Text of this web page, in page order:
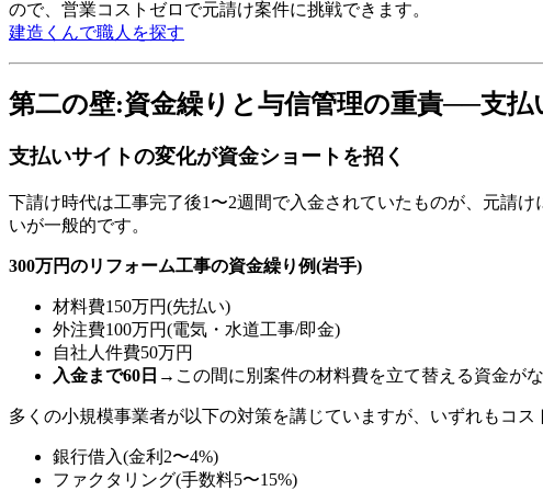
ので、営業コストゼロで元請け案件に挑戦できます。
建造くんで職人を探す
第二の壁:資金繰りと与信管理の重責──支
支払いサイトの変化が資金ショートを招く
下請け時代は工事完了後1〜2週間で入金されていたものが、元請け
いが一般的です。
300万円のリフォーム工事の資金繰り例(岩手)
材料費150万円(先払い)
外注費100万円(電気・水道工事/即金)
自社人件費50万円
入金まで60日 →この間に別案件の材料費を立て替える資金が
多くの小規模事業者が以下の対策を講じていますが、いずれもコス
銀行借入(金利2〜4%)
ファクタリング(手数料5〜15%)